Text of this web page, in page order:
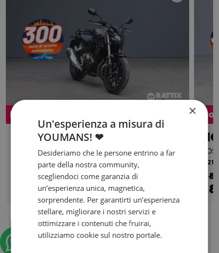
Promo
HONDA CB 500 F
Abs my22
2023 | 2995 km | 471 cc | 48 Hp | 35 Kw
€ 5.290
4.990 €96
2021
€
×
Un'esperienza a misura di
YOUMANS! ❤
Desideriamo che le persone entrino a far
parte della nostra community,
scegliendoci come garanzia di
un’esperienza unica, magnetica,
sorprendente. Per garantirti un’esperienza
stellare, migliorare i nostri servizi e
ottimizzare i contenuti che fruirai,
utilizziamo cookie sul nostro portale.